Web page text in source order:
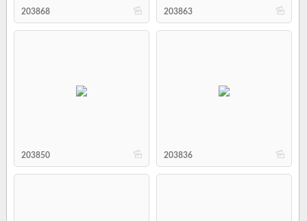
b
203868 b
203863
b
203850 b
203836